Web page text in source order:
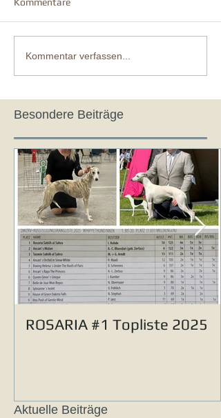
Kommentare
Kommentar verfassen...
Besondere Beiträge
ROSARIA #1 Topliste 2025
Aktuelle Beiträge